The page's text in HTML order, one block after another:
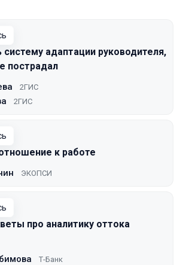
систему адаптации руководителя,
пострадал
2ГИС
2ГИС
к работе
ЭКОПСИ
про аналитику оттока
Т-Банк